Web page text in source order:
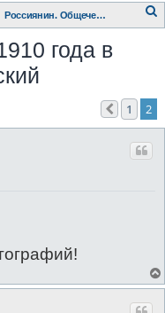
Россиянин. Общечеловек.
года в
Пред.
1 2